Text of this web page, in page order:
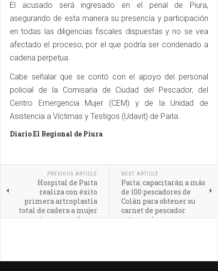
El acusado será ingresado en el penal de Piura,
asegurando de esta manera su presencia y participación
en todas las diligencias fiscales dispuestas y no se vea
afectado el proceso; por el que podría ser condenado a
cadena perpetua.
Cabe señalar que se contó con el apoyo del personal
policial de la Comisaría de Ciudad del Pescador, del
Centro Emergencia Mujer (CEM) y de la Unidad de
Asistencia a Víctimas y Testigos (Udavit) de Paita.
Diario El Regional de Piura
PREVIOUS ARTICLE
Hospital de Paita
realiza con éxito
primera artroplastía
total de cadera a mujer
quien pora volver a
NEXT ARTICLE
Paita: capacitarán a más
de 100 pescadores de
Colán para obtener su
carnet de pescador
artesanal